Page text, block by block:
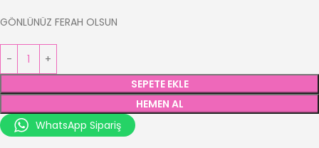
GÖNLÜNÜZ FERAH OLSUN
SEPETE EKLE
HEMEN AL
WhatsApp Sipariş